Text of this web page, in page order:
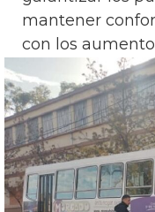
mantener
con los